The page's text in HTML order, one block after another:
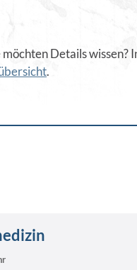
Details wissen?
.